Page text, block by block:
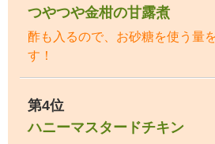
つやつや金柑の甘露煮
酢も入るので、お砂糖を使う量
す！
第4位
ハニーマスタードチキン